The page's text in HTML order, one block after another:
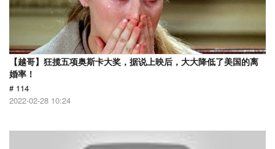
【越哥】狂揽五项奥斯卡大奖，据说上映后，大大降低了美国的离
婚率！
# 114
2022-02-28 10:24